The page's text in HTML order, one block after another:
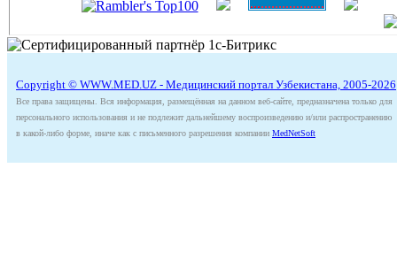
Copyright © WWW.MED.UZ - Медицинский портал Узбекистана, 2005-2026
Все права защищены. Вся информация, размещённая на данном веб-сайте, предназначена только для
персонального использования и не подлежит дальнейшему воспроизведению и/или распространению
в какой-либо форме, иначе как с письменного разрешения компании MedNetSoft